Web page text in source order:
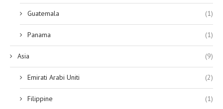
Guatemala (1)
Panama (1)
Asia (9)
Emirati Arabi Uniti (2)
Filippine (1)